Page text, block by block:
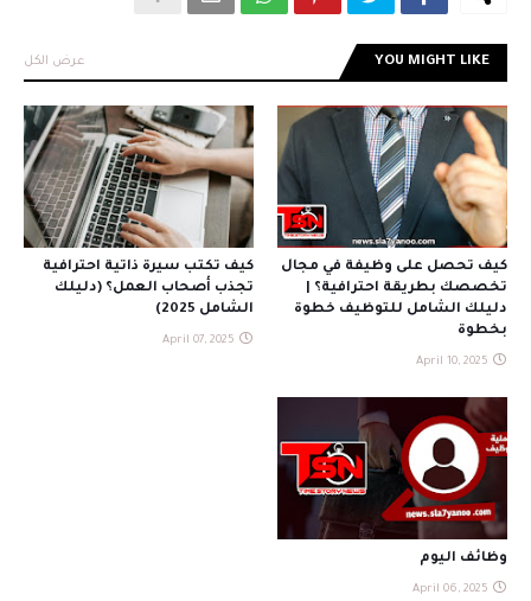
YOU MIGHT LIKE عرض الكل
كيف تحصل على وظيفة في مجال
تخصصك بطريقة احترافية؟ |
دليلك الشامل للتوظيف خطوة
بخطوة
April 10, 2025
كيف تكتب سيرة ذاتية احترافية
تجذب أصحاب العمل؟ (دليلك
الشامل 2025)
April 07, 2025
وظائف اليوم
April 06, 2025